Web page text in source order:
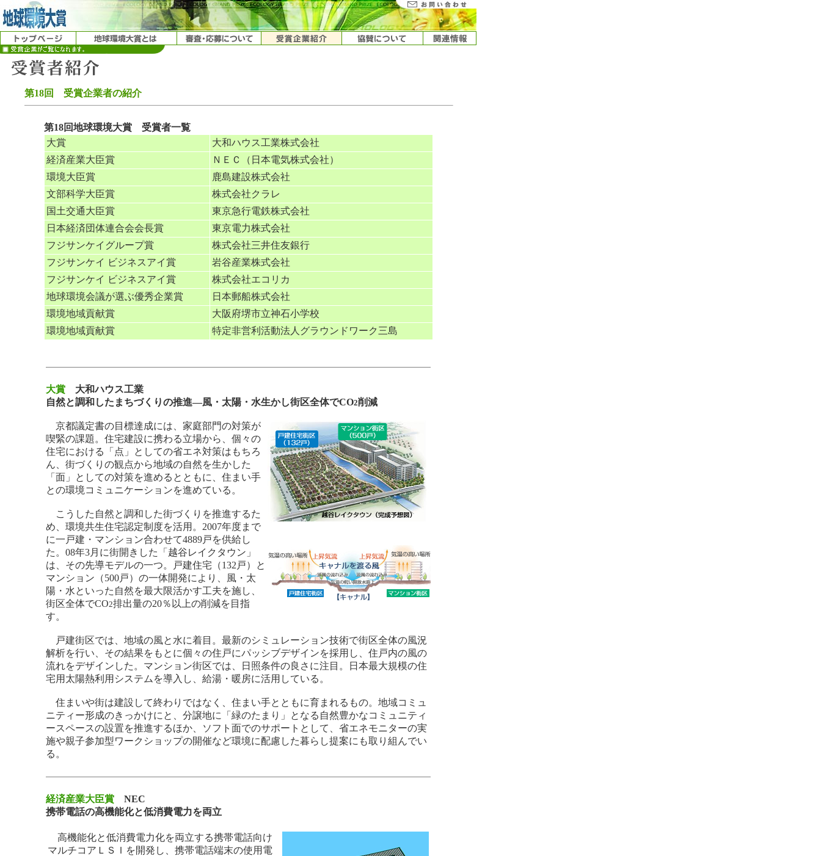
第18回 受賞企業者の紹介
第18回地球環境大賞 受賞者一覧
大賞
大和ハウス工業株式会社
経済産業大臣賞
ＮＥＣ（日本電気株式会社）
環境大臣賞
鹿島建設株式会社
文部科学大臣賞
株式会社クラレ
国土交通大臣賞
東京急行電鉄株式会社
日本経済団体連合会会長賞
東京電力株式会社
フジサンケイグループ賞
株式会社三井住友銀行
フジサンケイ ビジネスアイ賞
岩谷産業株式会社
フジサンケイ ビジネスアイ賞
株式会社エコリカ
地球環境会議が選ぶ優秀企業賞
日本郵船株式会社
環境地域貢献賞
大阪府堺市立神石小学校
環境地域貢献賞
特定非営利活動法人グラウンドワーク三島
大賞 大和ハウス工業
自然と調和したまちづくりの推進―風・太陽・水生かし街区全体でCO2削減
京都議定書の目標達成には、家庭部門の対策が
喫緊の課題。住宅建設に携わる立場から、個々の
住宅における「点」としての省エネ対策はもちろ
ん、街づくりの観点から地域の自然を生かした
「面」としての対策を進めるとともに、住まい手
との環境コミュニケーションを進めている。
こうした自然と調和した街づくりを推進するた
め、環境共生住宅認定制度を活用。2007年度まで
に一戸建・マンション合わせて4889戸を供給し
た。08年3月に街開きした「越谷レイクタウン」
は、その先導モデルの一つ。戸建住宅（132戸）と
マンション（500戸）の一体開発により、風・太
陽・水といった自然を最大限活かす工夫を施し、
街区全体でCO2排出量の20％以上の削減を目指
す。
戸建街区では、地域の風と水に着目。最新のシミュレーション技術で街区全体の風況
解析を行い、その結果をもとに個々の住戸にパッシブデザインを採用し、住戸内の風の
流れをデザインした。マンション街区では、日照条件の良さに注目。日本最大規模の住
宅用太陽熱利用システムを導入し、給湯・暖房に活用している。
住まいや街は建設して終わりではなく、住まい手とともに育まれるもの。地域コミュ
ニティー形成のきっかけにと、分譲地に「緑のたまり」となる自然豊かなコミュニティ
ースペースの設置を推進するほか、ソフト面でのサポートとして、省エネモニターの実
施や親子参加型ワークショップの開催など環境に配慮した暮らし提案にも取り組んでい
る。
経済産業大臣賞 NEC
携帯電話の高機能化と低消費電力を両立
高機能化と低消費電力化を両立する携帯電話向け
マルチコアＬＳＩを開発し、携帯電話端末の使用電